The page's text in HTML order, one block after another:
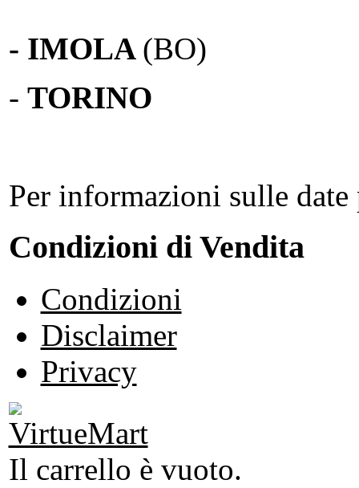
- IMOLA (BO)
- TORINO
Per informazioni sulle
Condizioni di Vendita
Condizioni
Disclaimer
Privacy
Il carrello è vuoto.